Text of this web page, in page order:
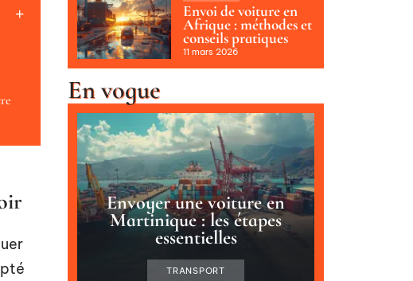
Envoi de voiture en
Afrique : méthodes et
conseils pratiques
11 mars 2026
En vogue
Envoyer une voiture en
Martinique : les étapes
essentielles
TRANSPORT